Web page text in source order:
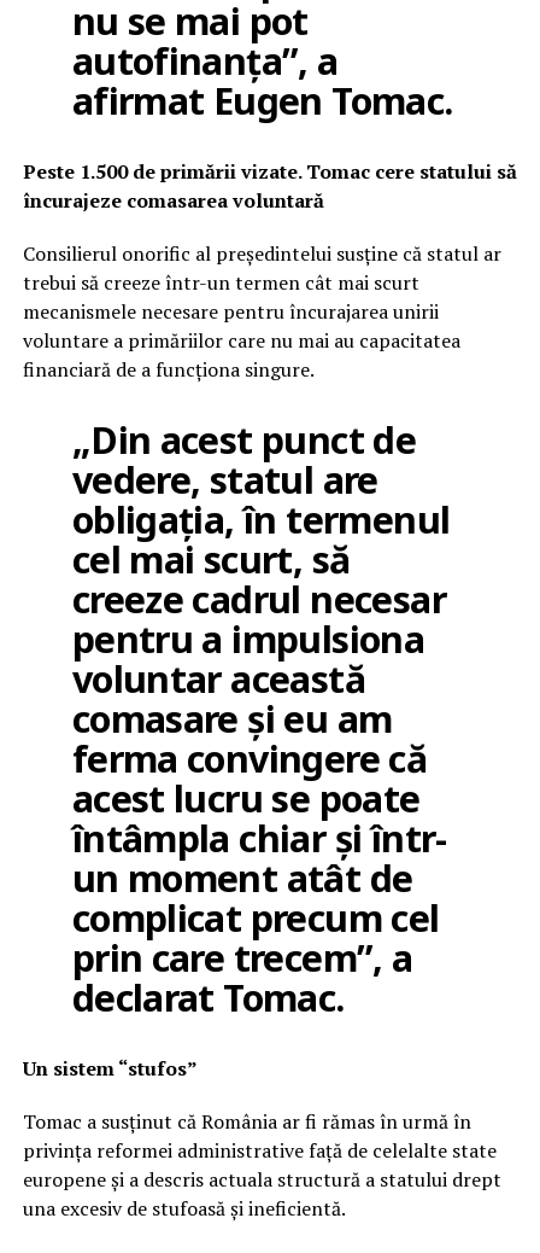
nu se mai pot
autofinanța”, a
afirmat Eugen Tomac.
Peste 1.500 de primării vizate. Tomac cere statului să
încurajeze comasarea voluntară
Consilierul onorific al președintelui susține că statul ar
trebui să creeze într-un termen cât mai scurt
mecanismele necesare pentru încurajarea unirii
voluntare a primăriilor care nu mai au capacitatea
financiară de a funcționa singure.
„Din acest punct de
vedere, statul are
obligația, în termenul
cel mai scurt, să
creeze cadrul necesar
pentru a impulsiona
voluntar această
comasare și eu am
ferma convingere că
acest lucru se poate
întâmpla chiar și într-
un moment atât de
complicat precum cel
prin care trecem”, a
declarat Tomac.
Un sistem “stufos”
Tomac a susținut că România ar fi rămas în urmă în
privința reformei administrative față de celelalte state
europene și a descris actuala structură a statului drept
una excesiv de stufoasă și ineficientă.